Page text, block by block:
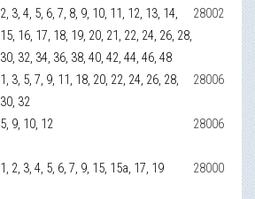
2, 3, 4, 5, 6, 7, 8, 9, 10, 11, 12, 13, 14,
15, 16, 17, 18, 19, 20, 21, 22, 24, 26, 28,
30, 32, 34, 36, 38, 40, 42, 44, 46, 48
28002
1, 3, 5, 7, 9, 11, 18, 20, 22, 24, 26, 28,
30, 32
28006
5, 9, 10, 12 28006
1, 2, 3, 4, 5, 6, 7, 9, 15, 15а, 17, 19 28000